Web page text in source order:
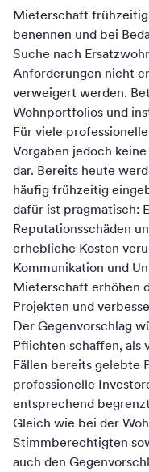
Mieterschaft
benennen und bei
Suche nach
Anforderungen nicht
verweigert werden.
Wohnportfolios und
Für viele
Vorgaben jedoch
dar. Bereits heute
häufig frühzeitig
dafür ist pragmatisch:
Reputationsschäden
erhebliche Kosten
Kommunikation und
Mieterschaft erhöhen
Projekten und
Der Gegenvorschlag
Pflichten schaffen, als
Fällen bereits gelebte
professionelle
entsprechend
Gleich wie bei der
Stimmberechtigten
auch den